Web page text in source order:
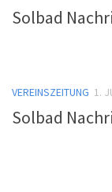
Solbad
VEREINSZEITUNG 1.
Solbad